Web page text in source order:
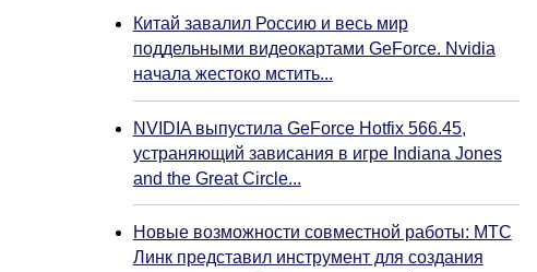
Китай завалил Россию и весь мир
поддельными видеокартами GeForce. Nvidia
начала жестоко мстить...
NVIDIA выпустила GeForce Hotfix 566.45,
устраняющий зависания в игре Indiana Jones
and the Great Circle...
Новые возможности совместной работы: МТС
Линк представил инструмент для создания